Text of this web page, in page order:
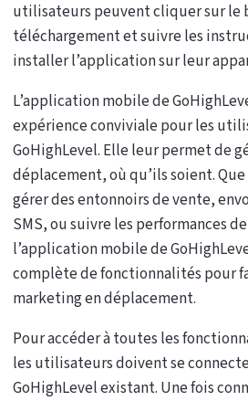
utilisateurs peuvent cliquer sur le
téléchargement et suivre les
installer l’application sur leur
L’application mobile de
expérience conviviale pour les
GoHighLevel. Elle leur permet de
déplacement, où qu’ils soient.
gérer des entonnoirs de vente,
SMS, ou suivre les performances
l’application mobile de
complète de fonctionnalités pour
marketing en déplacement.
Pour accéder à toutes les
les utilisateurs doivent se
GoHighLevel existant. Une fois